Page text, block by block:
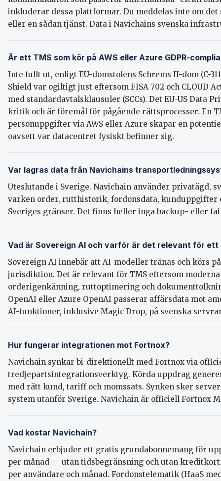
inkluderar dessa plattformar. Du meddelas inte om
eller en sådan tjänst. Data i Navichains svenska
Är ett TMS som kör på AWS eller Azure GDPR-
Inte fullt ut, enligt EU-domstolens Schrems II-dom (C-
Shield var ogiltigt just eftersom FISA 702 och CLOUD
med standardavtalsklausuler (SCCs). Det EU-US Data
kritik och är föremål för pågående rättsprocesser. En
personuppgifter via AWS eller Azure skapar en
oavsett var datacentret fysiskt befinner sig.
Var lagras data från Navichains
Uteslutande i Sverige. Navichain använder privatägd,
varken order, rutthistorik, fordonsdata,
Sveriges gränser. Det finns heller inga backup- eller
Vad är Sovereign AI och varför är det relevant för ett
Sovereign AI innebär att AI-modeller tränas och körs
jurisdiktion. Det är relevant för TMS eftersom
orderigenkänning, ruttoptimering och
OpenAI eller Azure OpenAI passerar affärsdata mot
AI-funktioner, inklusive Magic Drop, på svenska
Hur fungerar integrationen mot Fortnox?
Navichain synkar bi-direktionellt med Fortnox via
tredjepartsintegrationsverktyg. Körda uppdrag
med rätt kund, tariff och momssats. Synken sker
system utanför Sverige. Navichain är officiell Fortnox
Vad kostar Navichain?
Navichain erbjuder ett gratis grundabonnemang för
per månad — utan tidsbegränsning och utan
per användare och månad. Fordonstelematik (HaaS